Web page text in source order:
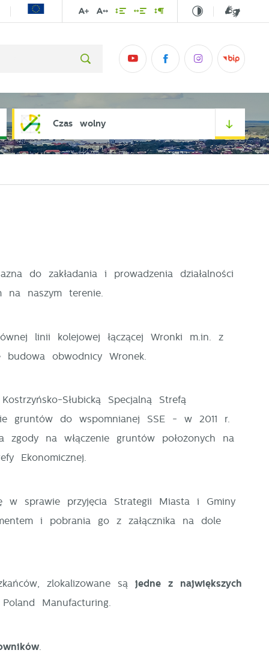
Czas wolny
do zakładania i prowadzenia działalności
na naszym terenie.
linii kolejowej łączącej Wronki m.in. z
budowa obwodnicy Wronek.
Słubicką Specjalną Strefą
gruntów do wspomnianej SSE - w 2011 r.
zgody na włączenie gruntów położonych na
Ekonomicznej.
w sprawie przyjęcia Strategii Miasta i Gminy
i pobrania go z załącznika na dole
zlokalizowane sąjedne z największych
Manufacturing.